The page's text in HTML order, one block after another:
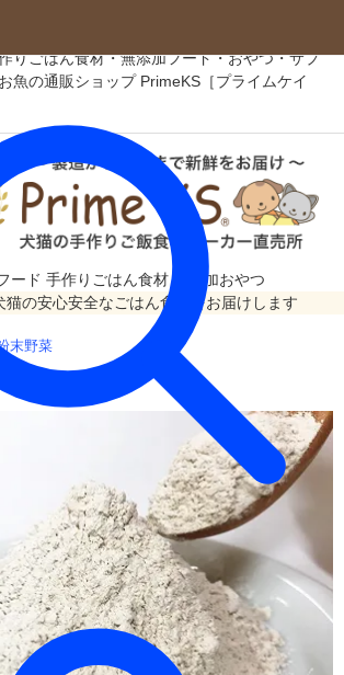
りごはん食材・無添加フード・おやつ・サプ
魚の通販ショップ PrimeKS［プライムケイ
ード 手作りごはん食材
無添加おやつ
の安心安全なごはん食材をお届けします
末野菜